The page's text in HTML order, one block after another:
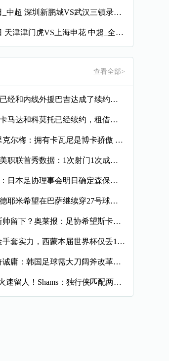
2026年07月18日_中超 深圳新鹏城VS武汉三镇录像_高清录像【全场回放】
2026年07月18日 天津津门虎VS上海申花 中超_全场录像【视频集锦】
查看全部>
[深圳]深圳男篮已经和内线外援巴吉达成了续约一致
[推荐]经纪人：卡马达和科莫托已经续约，租借？目前的想法是留
【体育资讯】里克尔梅：拥有卡瓦尼是博卡骄傲 斯卡洛尼是史上最
[球迷报道]莱万美职联首秀数据：1次射门1次成功过人预期进球
[有趣体育]日媒：日本足协理事会明日确定森保一续约半年，提案
[德甲]每体：阿德耶米希望在巴萨继续穿27号球衣，但西甲规则
【体育世界】斯帅留下？奥莱报：足协希望斯卡洛尼继续执教，相信
【球迷报道】金手套实力，西蒙本届世界杯仅丢1球，近16场代表
【球迷看点】奇诚庸：韩国足球需大刀阔斧改革，从业者必须清醒过
【有道理嘛?】火速留人！Shams：独行侠匹配两年470万报